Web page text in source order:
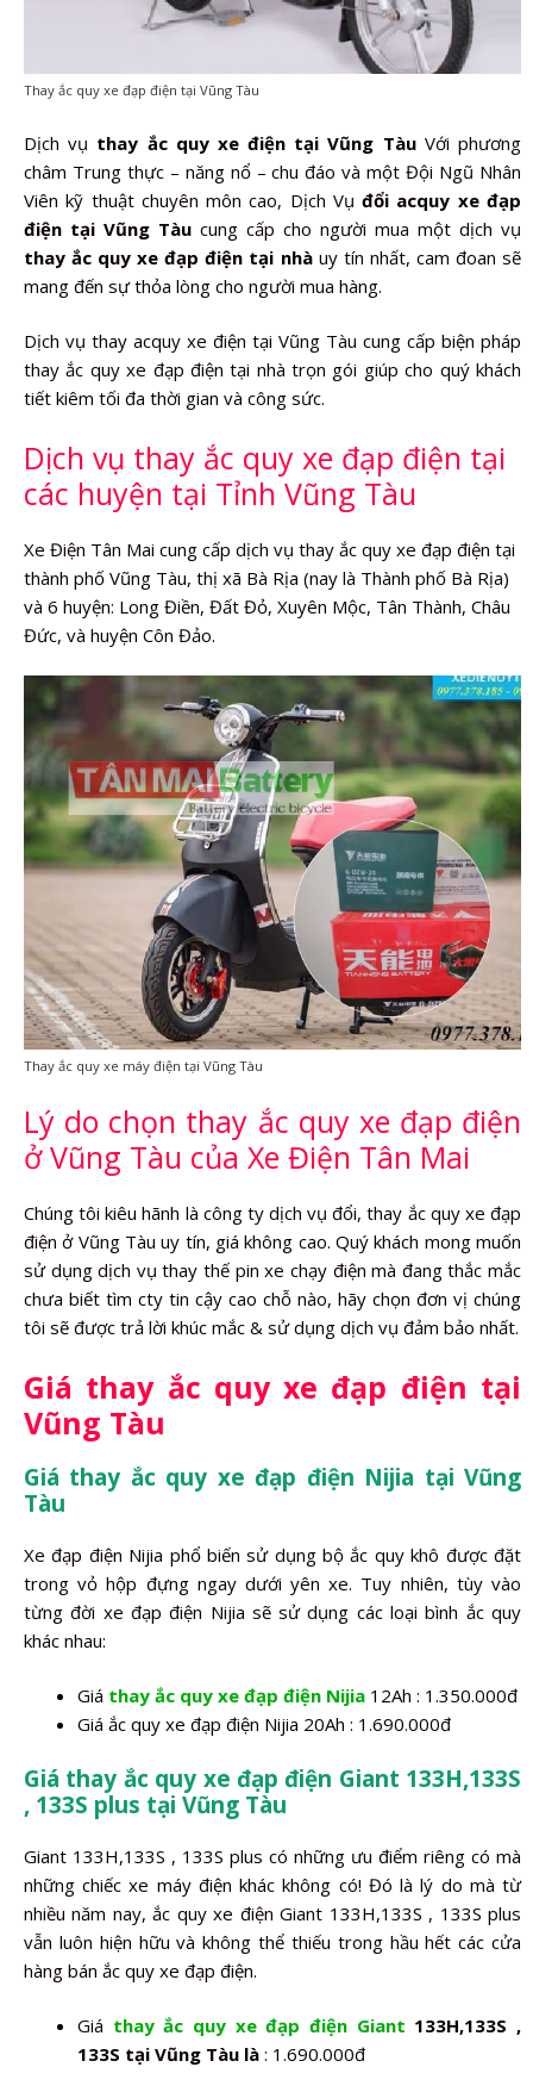
Thay ắc quy xe đạp điện tại Vũng Tàu
Dịch vụ thay ắc quy xe điện tại Vũng TàuVới phương
châm Trung thực – năng nổ – chu đáo và một Đội Ngũ Nhân
Viên kỹ thuật chuyên môn cao, Dịch Vụđổi acquy xe đạp
điện tại Vũng Tàu cung cấp cho người mua một dịch vụ
thay ắc quy xe đạp điện tại nhàuy tín nhất, cam đoan sẽ
mang đến sự thỏa lòng cho người mua hàng.
Dịch vụ thay acquy xe điện tại Vũng Tàu cung cấp biện pháp
thay ắc quy xe đạp điện tại nhà trọn gói giúp cho quý khách
tiết kiêm tối đa thời gian và công sức.
Dịch vụ thay ắc quy xe đạp điện tại
các huyện tại Tỉnh Vũng Tàu
Xe Điện Tân Mai cung cấp dịch vụ thay ắc quy xe đạp điện tại
thành phố Vũng Tàu, thị xã Bà Rịa (nay là Thành phố Bà Rịa)
và 6 huyện: Long Điền, Đất Đỏ, Xuyên Mộc, Tân Thành, Châu
Đức, và huyện Côn Đảo.
Thay ắc quy xe máy điện tại Vũng Tàu
Lý do chọn thay ắc quy xe đạp điện
ở Vũng Tàu của Xe Điện Tân Mai
Chúng tôi kiêu hãnh là công ty dịch vụ đổi, thay ắc quy xe đạp
điện ở Vũng Tàu uy tín, giá không cao. Quý khách mong muốn
sử dụng dịch vụ thay thế pin xe chạy điện mà đang thắc mắc
chưa biết tìm cty tin cậy cao chỗ nào, hãy chọn đơn vị chúng
tôi sẽ được trả lời khúc mắc & sử dụng dịch vụ đảm bảo nhất.
Giá thay ắc quy xe đạp điện tại
Vũng Tàu
Giá thay ắc quy xe đạp điện Nijia tại Vũng
Tàu
Xe đạp điện Nijia phổ biến sử dụng bộ ắc quy khô được đặt
trong vỏ hộp đựng ngay dưới yên xe. Tuy nhiên, tùy vào
từng đời xe đạp điện Nijia sẽ sử dụng các loại bình ắc quy
khác nhau:
Giá thay ắc quy xe đạp điện Nijia 12Ah : 1.350.000đ
Giá ắc quy xe đạp điện Nijia 20Ah : 1.690.000đ
Giá thay ắc quy xe đạp điện Giant 133H,133S
, 133S plus tại Vũng Tàu
Giant 133H,133S , 133S plus có những ưu điểm riêng có mà
những chiếc xe máy điện khác không có! Đó là lý do mà từ
nhiều năm nay, ắc quy xe điện Giant 133H,133S , 133S plus
vẫn luôn hiện hữu và không thể thiếu trong hầu hết các cửa
hàng bán ắc quy xe đạp điện.
Giá thay ắc quy xe đạp điện Giant 133H,133S ,
133S tại Vũng Tàu là : 1.690.000đ